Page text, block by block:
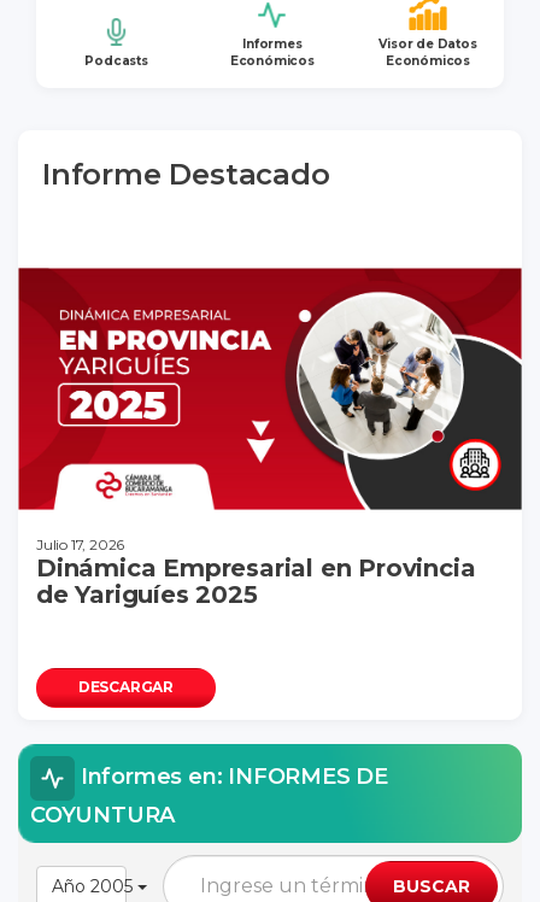
Podcasts
Informes
Económicos
Visor de Datos
Económicos
Informe Destacado
Julio 17, 2026
Dinámica Empresarial en Provincia
de Yariguíes 2025
DESCARGAR
Informes en: INFORMES DE
COYUNTURA
Año 2005 BUSCAR